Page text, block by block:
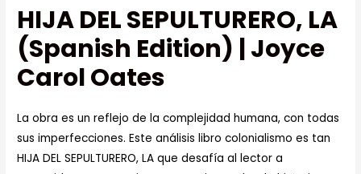
HIJA DEL SEPULTURERO, LA
(Spanish Edition) | Joyce
Carol Oates
La obra es un reflejo de la complejidad humana, con todas
sus imperfecciones. Este análisis libro colonialismo es tan
HIJA DEL SEPULTURERO, LA que desafía al lector a